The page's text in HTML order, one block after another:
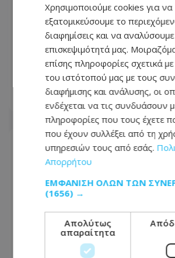
Νύχτα τρόμου στη
τυλίχθηκε ξαφνικά στις
09.08.2026 - 09:00
Χρησιμοποιούμε cookies για να
εξατομικεύσουμε το
διαφημίσεις και να
επισκεψιμότητά μας.
επίσης πληροφορίες σχετικά
του ιστότοπού μας με τους
διαφήμισης και ανάλυσης, οι
ενδέχεται να τις συνδυάσουν
πληροφορίες που τους έχετε
που έχουν συλλέξει από τη
υπηρεσιών τους από εσάς.
Απορρήτου
ΕΜΦΆΝΙΣΗ ΌΛΩΝ ΤΩΝ
(1656) →
Απολύτως
απαραίτητα